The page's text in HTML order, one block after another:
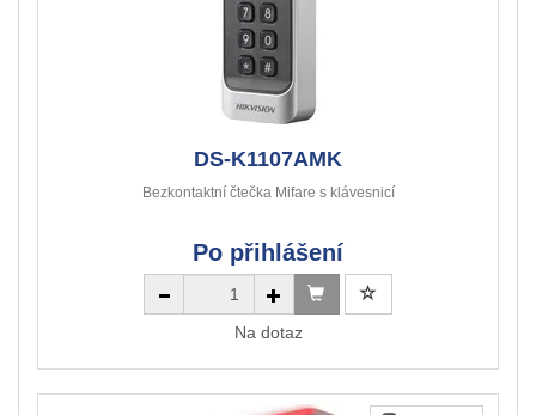
DS-K1107AMK
Bezkontaktní čtečka Mifare s klávesnicí
Po přihlášení
Na dotaz